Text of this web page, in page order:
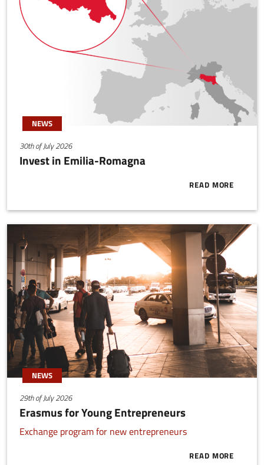
NEWS
30th of July 2026
Invest in Emilia-Romagna
READ MORE
ABOUT
NEWS
29th of July 2026
Erasmus for Young Entrepreneurs
Exchange program for new entrepreneurs
READ MORE
ABOUT